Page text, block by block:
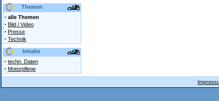
Themen
· alle Themen
· Bild / Video
· Presse
· Technik
Inhalte
· techn. Daten
· Motorpflege